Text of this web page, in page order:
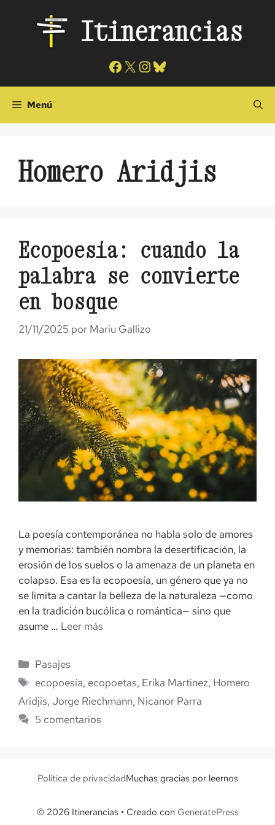
contenido
Itinerancias
Facebook
X Instagram
Bluesky
Menú
Homero Aridjis
Ecopoesía: cuando la
palabra se convierte
en bosque
21/11/2025 por Mariu Gallizo
La poesía contemporánea no habla solo de amores
y memorias: también nombra la desertificación, la
erosión de los suelos o la amenaza de un planeta en
colapso. Esa es la ecopoesía, un género que ya no
se limita a cantar la belleza de la naturaleza —como
en la tradición bucólica o romántica— sino que
asume … Leer más
Categorías
Pasajes
Etiquetas
ecopoesía, ecopoetas, Erika Martinez, Homero
Aridjis, Jorge Riechmann, Nicanor Parra
5 comentarios
Política de privacidadMuchas gracias por leernos
© 2026 Itinerancias• Creado con GeneratePress